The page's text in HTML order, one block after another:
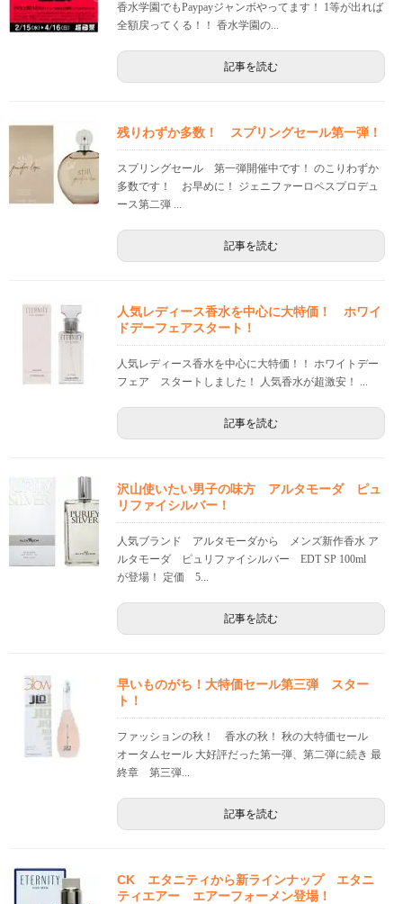
香水学園でもPaypayジャンボやってます！ 1等が出れば
全額戻ってくる！！ 香水学園の...
記事を読む
残りわずか多数！ スプリングセール第一弾！
スプリングセール 第一弾開催中です！ のこりわずか
多数です！ お早めに！ ジェニファーロペスプロデュ
ース第二弾 ...
記事を読む
人気レディース香水を中心に大特価！ ホワイ
ドデーフェアスタート！
人気レディース香水を中心に大特価！！ ホワイトデー
フェア スタートしました！ 人気香水が超激安！ ...
記事を読む
沢山使いたい男子の味方 アルタモーダ ピュ
リファイシルバー！
人気ブランド アルタモーダから メンズ新作香水 ア
ルタモーダ ピュリファイシルバー EDT SP 100ml
が登場！ 定価 5...
記事を読む
早いものがち！大特価セール第三弾 スター
ト！
ファッションの秋！ 香水の秋！ 秋の大特価セール
オータムセール 大好評だった第一弾、第二弾に続き 最
終章 第三弾...
記事を読む
CK エタニティから新ラインナップ エタニ
ティエアー エアーフォーメン登場！